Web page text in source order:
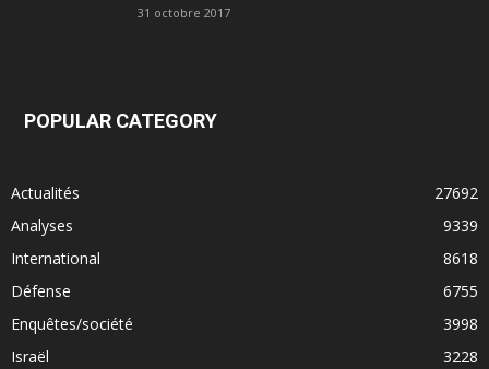
31 octobre 2017
POPULAR CATEGORY
Actualités
27692
Analyses
9339
International
8618
Défense
6755
Enquêtes/société
3998
Israël
3228